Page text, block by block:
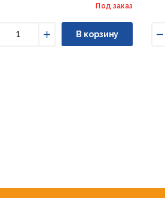
Под заказ
Увеличить
В корзину